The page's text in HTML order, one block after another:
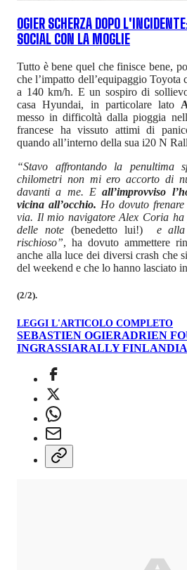
OGIER SCHERZA DOPO
SOCIAL CON LA MOGLIE
Tutto è bene quel che finisce bene,
che l’impatto dell’equipaggio Toyota
a 140 km/h. E un sospiro di
casa Hyundai, in particolare lato
messo in difficoltà dalla pioggia
francese ha vissuto attimi di
quando all’interno della sua i20 N
“Stavo affrontando la penultima
chilometri non mi ero accorto di
davanti a me. Eall’improvviso
vicina all’occhio. Ho dovuto
via. Il mio navigatore Alex Coria
delle note (benedetto lui!)e alla
rischioso”, ha dovuto ammettere
anche alla luce dei diversi crash che
del weekend e che lo hanno lasciato
(2/2).
LEGGI L'ARTICOLO COMPLETO
SEBASTIEN OGIERADRIEN
INGRASSIARALLY FINLANDIA